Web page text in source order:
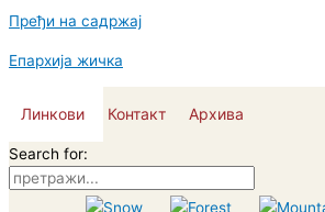
Пређи на садржај
Епархија жичка
Линкови Контакт Архива
Search for: